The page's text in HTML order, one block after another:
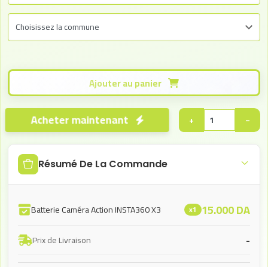
−
+
Résumé De La Commande
Batterie Caméra Action INSTA360 X3 x1 15.000DA
Prix de Livraison -